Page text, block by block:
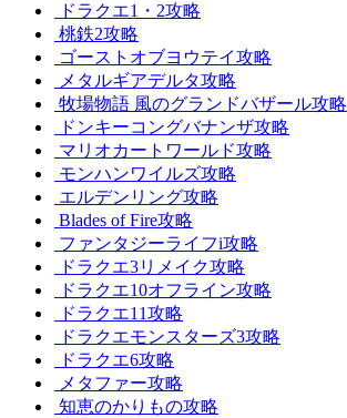
ドラクエ1・2攻略
桃鉄2攻略
ゴーストオブヨウテイ攻略
メタルギアデルタ攻略
牧場物語 風のグランドバザール攻略
ドンキーコングバナンザ攻略
マリオカートワールド攻略
モンハンワイルズ攻略
エルデンリング攻略
Blades of Fire攻略
ファンタジーライフi攻略
ドラクエ3リメイク攻略
ドラクエ10オフライン攻略
ドラクエ11攻略
ドラクエモンスターズ3攻略
ドラクエ6攻略
メタファー攻略
知恵のかりもの攻略